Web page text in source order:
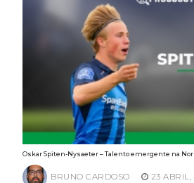
Oskar Spiten-Nysaeter – Talento emergente na
BRUNO CARDOSO 23 ABRIL,